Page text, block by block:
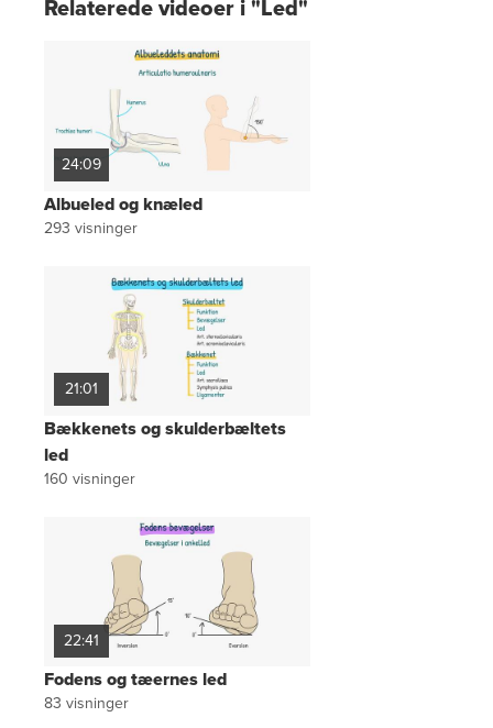
Relaterede videoer i "Led"
24:09
Albueled og knæled
293 visninger
21:01
Bækkenets og skulderbæltets
led
160 visninger
22:41
Fodens og tæernes led
83 visninger